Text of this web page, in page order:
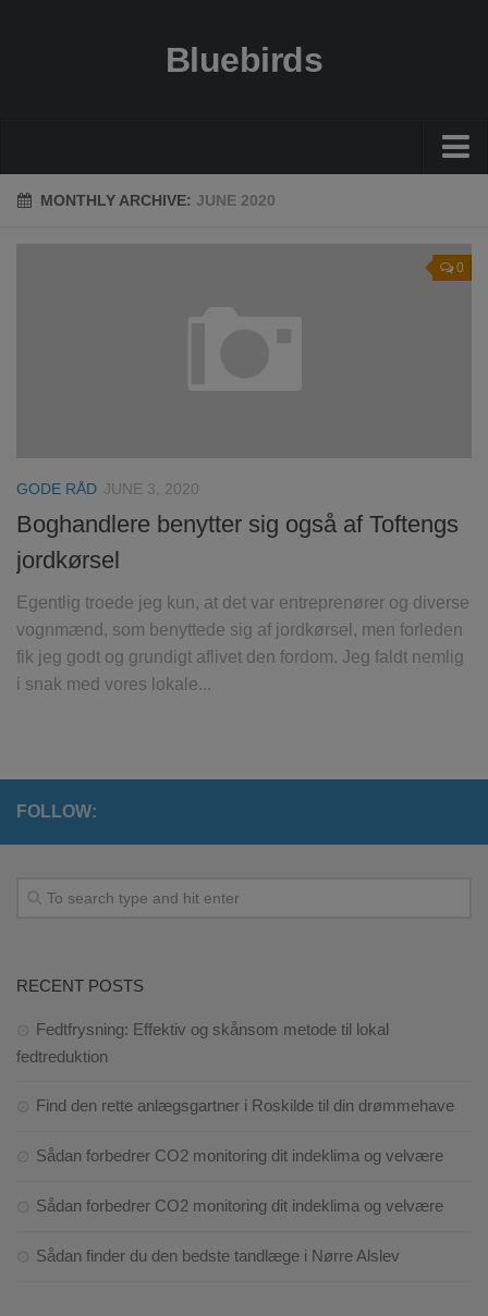
Bluebirds
Økonomi
MONTHLY ARCHIVE: JUNE 2020
0
GODE RÅD JUNE 3, 2020
Boghandlere benytter sig også af Toftengs
jordkørsel
Egentlig troede jeg kun, at det var entreprenører og diverse
vognmænd, som benyttede sig af jordkørsel, men forleden
fik jeg godt og grundigt aflivet den fordom. Jeg faldt nemlig
i snak med vores lokale...
FOLLOW:
RECENT POSTS
Fedtfrysning: Effektiv og skånsom metode til lokal
fedtreduktion
Find den rette anlægsgartner i Roskilde til din drømmehave
Sådan forbedrer CO2 monitoring dit indeklima og velvære
Sådan forbedrer CO2 monitoring dit indeklima og velvære
Sådan finder du den bedste tandlæge i Nørre Alslev